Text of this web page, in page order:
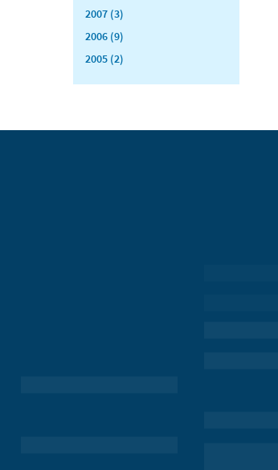
2007 (3)
2006 (9)
2005 (2)